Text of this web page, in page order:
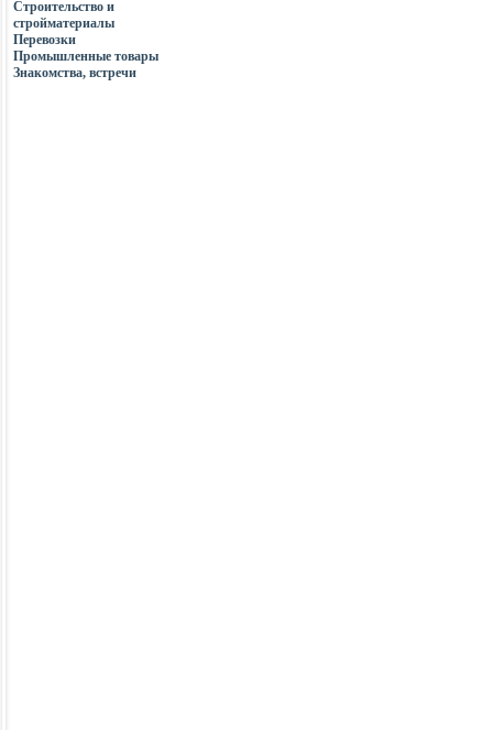
Строительство и
стройматериалы
Перевозки
Промышленные товары
Знакомства, встречи